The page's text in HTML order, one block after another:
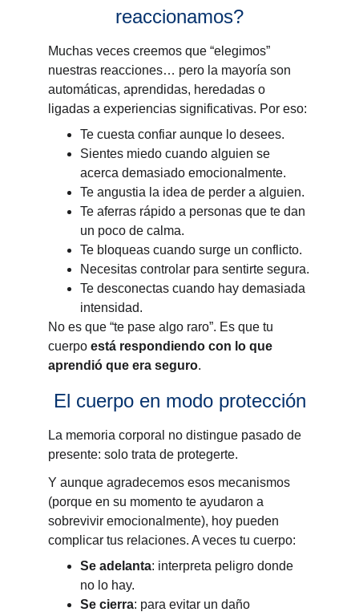
reaccionamos?
Muchas veces creemos que “elegimos”
nuestras reacciones… pero la mayoría son
automáticas, aprendidas, heredadas o
ligadas a experiencias significativas. Por eso:
Te cuesta confiar aunque lo desees.
Sientes miedo cuando alguien se
acerca demasiado emocionalmente.
Te angustia la idea de perder a alguien.
Te aferras rápido a personas que te dan
un poco de calma.
Te bloqueas cuando surge un conflicto.
Necesitas controlar para sentirte segura.
Te desconectas cuando hay demasiada
intensidad.
No es que “te pase algo raro”. Es que tu
cuerpo está respondiendo con lo que
aprendió que era seguro.
El cuerpo en modo protección
La memoria corporal no distingue pasado de
presente: solo trata de protegerte.
Y aunque agradecemos esos mecanismos
(porque en su momento te ayudaron a
sobrevivir emocionalmente), hoy pueden
complicar tus relaciones. A veces tu cuerpo:
Se adelanta: interpreta peligro donde
no lo hay.
Se cierra: para evitar un daño